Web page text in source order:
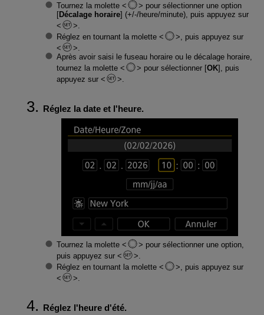
Tournez la molette
pour sélectionner une option
[Décalage horaire] (+/-/heure/minute), puis appuyez sur
Réglez en tournant la molette
, puis appuyez sur
Après avoir saisi le fuseau horaire ou le décalage horaire,
tournez la molette
pour sélectionner [OK], puis
appuyez sur
Réglez la date et l'heure.
Tournez la molette
pour sélectionner une option,
puis appuyez sur
Réglez en tournant la molette
, puis appuyez sur
Réglez l'heure d'été.